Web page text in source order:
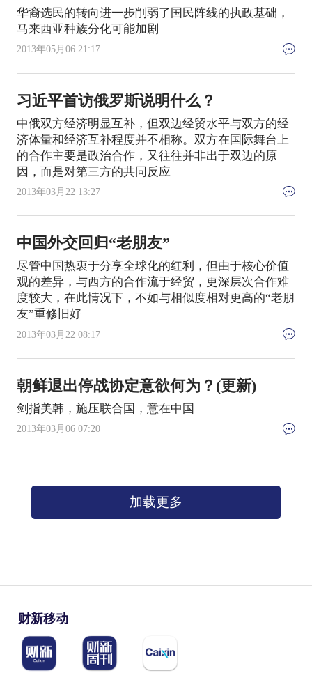
华裔选民的转向进一步削弱了国民阵线的执政基础，
马来西亚种族分化可能加剧
2013年05月06 21:17
习近平首访俄罗斯说明什么？
中俄双方经济明显互补，但双边经贸水平与双方的经
济体量和经济互补程度并不相称。双方在国际舞台上
的合作主要是政治合作，又往往并非出于双边的原
因，而是对第三方的共同反应
2013年03月22 13:27
中国外交回归“老朋友”
尽管中国热衷于分享全球化的红利，但由于核心价值
观的差异，与西方的合作流于经贸，更深层次合作难
度较大，在此情况下，不如与相似度相对更高的“老朋
友”重修旧好
2013年03月22 08:17
朝鲜退出停战协定意欲何为？(更新)
剑指美韩，施压联合国，意在中国
2013年03月06 07:20
加载更多
财新移动